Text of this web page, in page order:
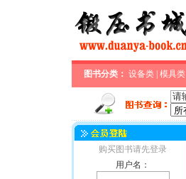
图书分类： 设备类 模具类
购买图书请先登录
用户名：